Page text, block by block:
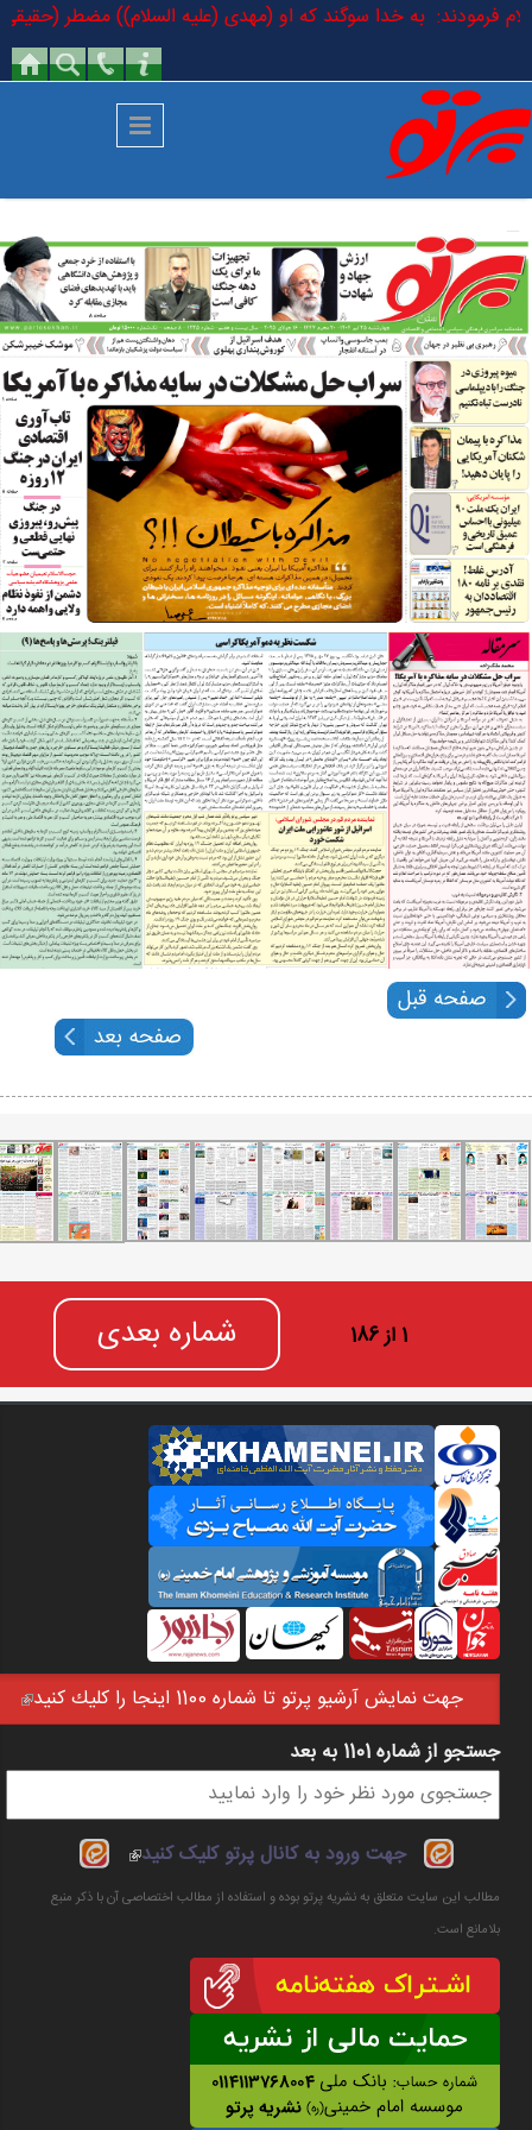
رفتن به محتوای اصلی
السلام فرمودند: به خدا سوگند که او (مهدی (علیه السلام)) مضطر
1 از 186 شماره بعدی
جهت نمايش آرشيو پرتو تا شماره 1100 اينجا را كليك كنيد
فرم جستجو
جستجو از شماره 1101 به بعد
جهت ورود به کانال پرتو کلیک کنید
(link is
external)
مطالب این سایت متعلق به نشریه پرتو بوده و استفاده از مطالب اختصاصی آن با ذکر منبع
بلامانع است.